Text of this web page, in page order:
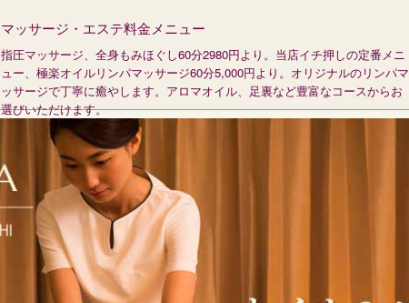
マッサージ・エステ料金メニュー
指圧マッサージ、全身もみほぐし60分2980円より。当店イチ押しの定番メニ
ュー、極楽オイルリンパマッサージ60分5,000円より。オリジナルのリンパマ
ッサージで丁寧に癒やします。アロマオイル、足裏など豊富なコースからお
選びいただけます。